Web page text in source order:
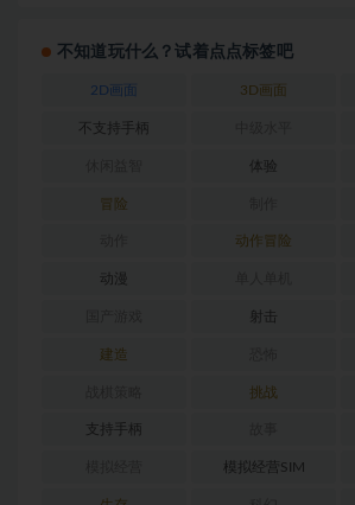
不知道玩什么？试着点点标签吧
2D画面 3D画面
不支持手柄
体验
冒险
动作冒险
动漫
射击
建造
挑战
支持手柄
模拟经营SIM